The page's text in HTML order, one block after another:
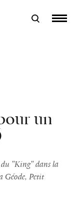
un
"King" dans la
Géode, Petit